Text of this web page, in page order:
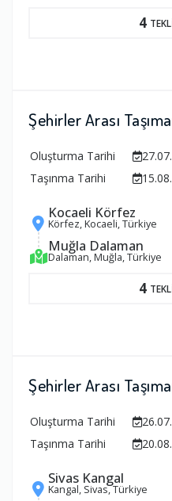
4
Şehirler Arası Taşıma
Oluşturma Tarihi
Taşınma Tarihi
Kocaeli Körfez
Körfez, Kocaeli, Türkiye
Muğla Dalaman
Dalaman, Muğla, Türkiye
4
Şehirler Arası Taşıma
Oluşturma Tarihi
Taşınma Tarihi
Sivas Kangal
Kangal, Sivas, Türkiye